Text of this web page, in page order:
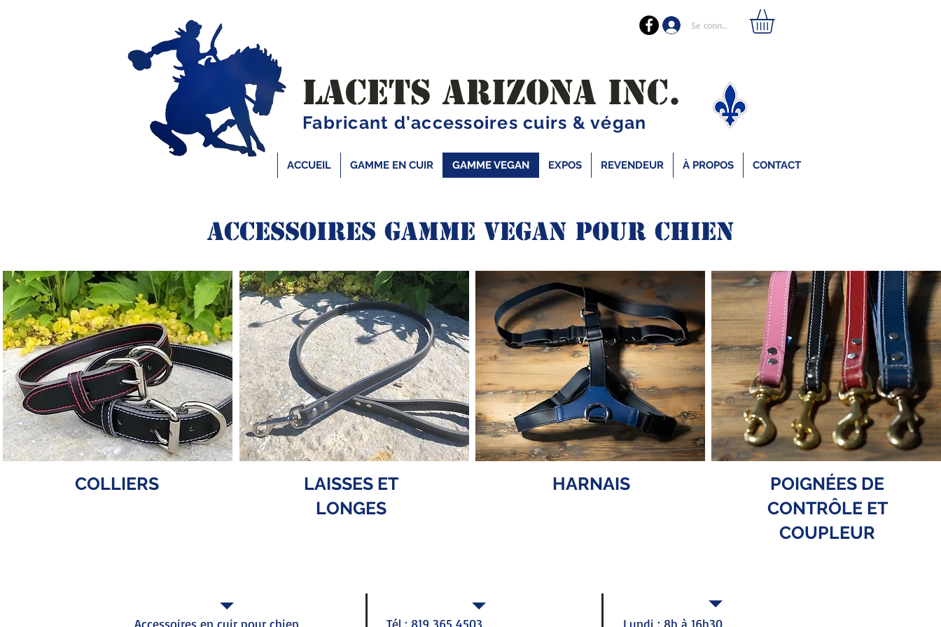
Se connecter
LACETS ARIZONA INC.
Fabricant d'accessoires cuirs & végan
ACCUEIL GAMME EN CUIR GAMME VEGAN EXPOS REVENDEUR À PROPOS CONTACT
ACCESSOIRES GAMME VEGAN pour chien
COLLIERS
LAISSES ET
LONGES
HARNAIS
POIGNÉES DE
CONTRÔLE ET
COUPLEUR
Accessoires en cuir pour chien Tél : 819 365 4503 Lundi : 8h à 16h30